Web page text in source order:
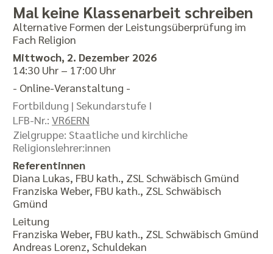
Mal keine Klassenarbeit schreiben
Alternative Formen der Leistungsüberprüfung im
Fach Religion
Mittwoch, 2. Dezember 2026
14:30 Uhr – 17:00 Uhr
- Online-Veranstaltung -
Fortbildung | Sekundarstufe I
LFB-Nr.: VR6ERN
Zielgruppe: Staatliche und kirchliche
Religionslehrer:innen
Referentinnen
Diana Lukas, FBU kath., ZSL Schwäbisch Gmünd
Franziska Weber, FBU kath., ZSL Schwäbisch
Gmünd
Leitung
Franziska Weber, FBU kath., ZSL Schwäbisch Gmünd
Andreas Lorenz, Schuldekan